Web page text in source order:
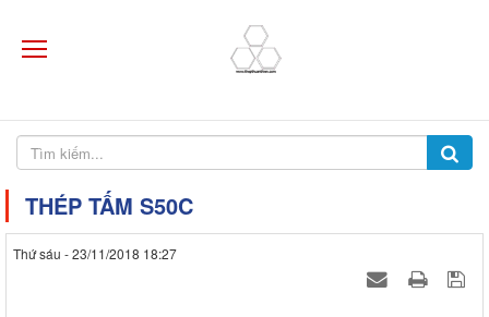
THÉP TẤM S50C
Thứ sáu - 23/11/2018 18:27